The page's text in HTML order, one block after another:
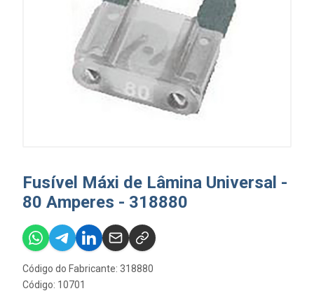
Fusível Máxi de Lâmina Universal -
80 Amperes - 318880
Código do Fabricante: 318880
Código: 10701